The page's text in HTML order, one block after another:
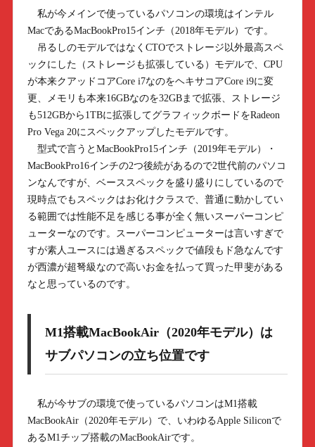
私が今メインで使っているパソコンの環境はインテル
MacであるMacBookPro15インチ（2018年モデル）です。
吊るしのモデルではなくCTOでストレージ以外最高スペ
ックにした（ストレージも拡張している）モデルで、CPU
が本来クアッドコアCore i7なのをヘキサコアCore i9に変
更、メモリも本来16GBなのを32GBまで拡張、ストレージ
も512GBから1TBに拡張してグラフィックボードをRadeon
Pro Vega 20にスペックアップしたモデルです。
型式で言うとMacBookPro15インチ（2019年モデル）・
MacBookPro16インチの2つ後続があるので2世代前のパソコ
ンなんですが、ベーススペックを盛り盛りにしているので
現時点でもスペックはお化けクラスで、普通に動かしてい
る範囲では性能不足を感じる事が全く無いスーパーコンピ
ューターなのです。スーパーコンピューターは言いすぎで
すが素人ユースには過ぎるスペックで値段もド急なんです
が西濃が超弩級なので高いお金を払って買った甲斐がある
なと思っているのです。
M1搭載MacBookAir（2020年モデル）は
サブパソコンの立ち位置です
私が今サブの環境で使っているパソコンはM1搭載
MacBookAir（2020年モデル）で、いわゆるApple Siliconで
あるM1チップ搭載のMacBookAirです。